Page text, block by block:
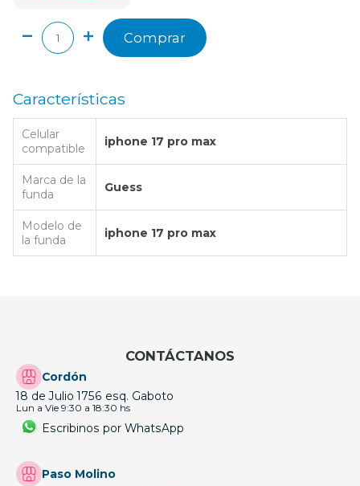
Comprar
Características
Celular
compatible
iphone 17 pro max
Marca de la
funda
Guess
Modelo de
la funda
iphone 17 pro max
CONTÁCTANOS
Cordón
18 de Julio 1756 esq. Gaboto
Lun a Vie 9:30 a 18:30 hs
Escribinos por WhatsApp
Paso Molino